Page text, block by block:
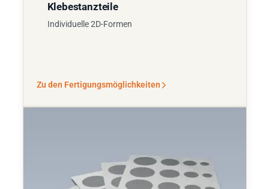
Klebestanzteile
Individuelle 2D-Formen
Zu den Fertigungsmöglichkeiten